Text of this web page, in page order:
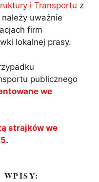
i Transportu z
uważnie
firm
lokalnej prasy.
publicznego
we
strajków we
.
WPISY: